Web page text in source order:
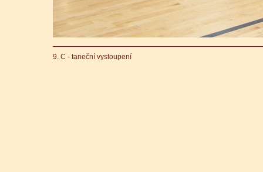
9. C - taneční vystoupení